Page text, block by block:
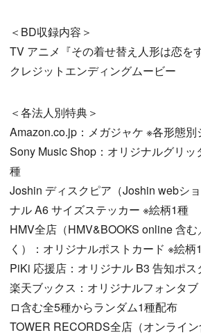
＜BD収録内容＞
TV アニメ『その着せ替え人形は恋を
クレジットエンディングムービー
＜各法人別特典＞
Amazon.co.jp：メガジャケ ※各形態別
Sony Music Shop：オリジナルグリッ
種
Joshin ディスクピア（Joshin webシ
ナル A6 サイズステッカー ※絵柄1種
HMV全店（HMV&BOOKS online 含
く）：オリジナルポストカード ※絵柄
PiKi 応援店：オリジナル B3 告知ポ
楽天ブックス：オリジナルフォンタ
ロ含む全5種からランダム1種配布
TOWER RECORDS全店（オンライ